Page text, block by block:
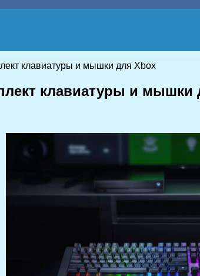
клавиатуры и мышки для Xbox
клавиатуры и мышки